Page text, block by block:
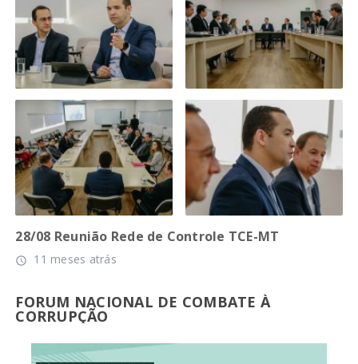
28/08 Reunião Rede de Controle TCE-MT
access_time 11 meses atrás
FORUM NACIONAL DE COMBATE À
CORRUPÇÃO